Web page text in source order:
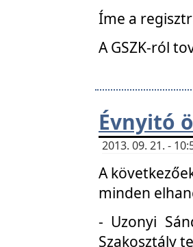
Íme a
A GSZK-ról
Évnyitó
2013. 09. 21. -
A
minden
- Uzonyi
Szakosztály